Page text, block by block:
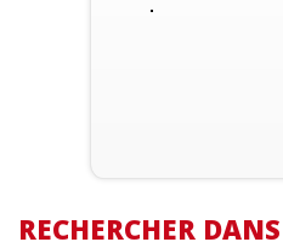
RECHERCHER